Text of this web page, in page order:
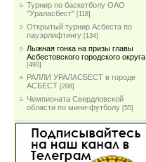
Турнир по баскетболу ОАО
"Ураласбест" [118]
Открытый турнир Асбеста по
пауэрлифтингу [134]
Лыжная гонка на призы главы
Асбестовского городского округа
[490]
РАЛЛИ УРАЛАСБЕСТ в городе
АСБЕСТ [208]
Чемпионата Свердловской
области по мини-футболу [55]